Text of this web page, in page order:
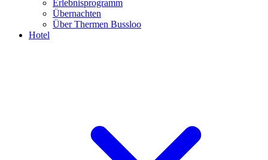
Erlebnisprogramm
Übernachten
Über Thermen Bussloo
Hotel